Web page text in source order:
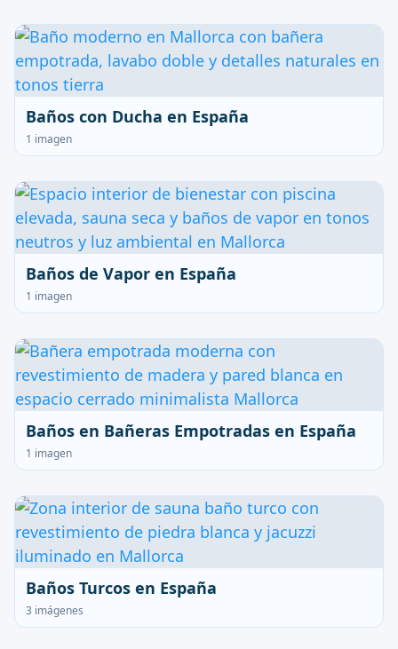
Baños con Ducha en España
1 imagen
Baños de Vapor en España
1 imagen
Baños en Bañeras Empotradas en España
1 imagen
Baños Turcos en España
3 imágenes